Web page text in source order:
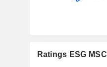
Ratings ESG MSCI